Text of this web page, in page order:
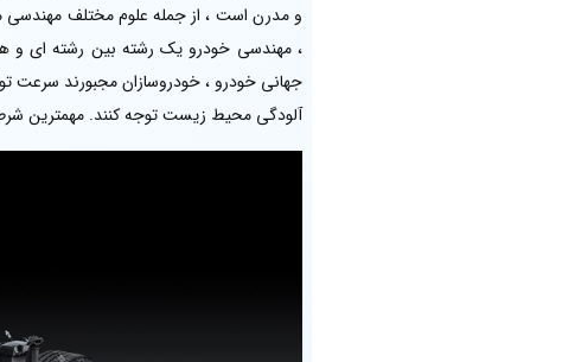
و مدرن است ، از جمله علوم مختلف مهندسی
، مهندسی خودرو یک رشته بین رشته ای و
جهانی خودرو ، خودروسازان مجبورند سرعت
آلودگی محیط زیست توجه کنند. مهمترین